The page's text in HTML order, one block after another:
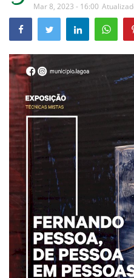
Desporto
Sobre Nós
Educação
Estatuto Editorial
Saúde
Ficha técnica
Cultura
Lazer
Mar 8, 2023 - 16:00